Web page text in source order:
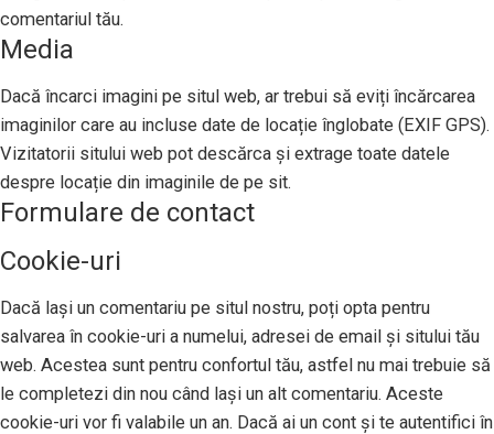
comentariul tău.
Media
Dacă încarci imagini pe situl web, ar trebui să eviți încărcarea
imaginilor care au incluse date de locație înglobate (EXIF GPS).
Vizitatorii sitului web pot descărca și extrage toate datele
despre locație din imaginile de pe sit.
Formulare de contact
Cookie-uri
Dacă lași un comentariu pe situl nostru, poți opta pentru
salvarea în cookie-uri a numelui, adresei de email și sitului tău
web. Acestea sunt pentru confortul tău, astfel nu mai trebuie să
le completezi din nou când lași un alt comentariu. Aceste
cookie-uri vor fi valabile un an. Dacă ai un cont și te autentifici în